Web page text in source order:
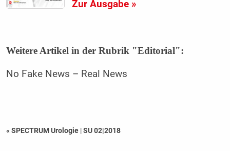
Zur Ausgabe »
Weitere Artikel in der Rubrik "Editorial":
No Fake News – Real News
« SPECTRUM Urologie |SU 02|2018